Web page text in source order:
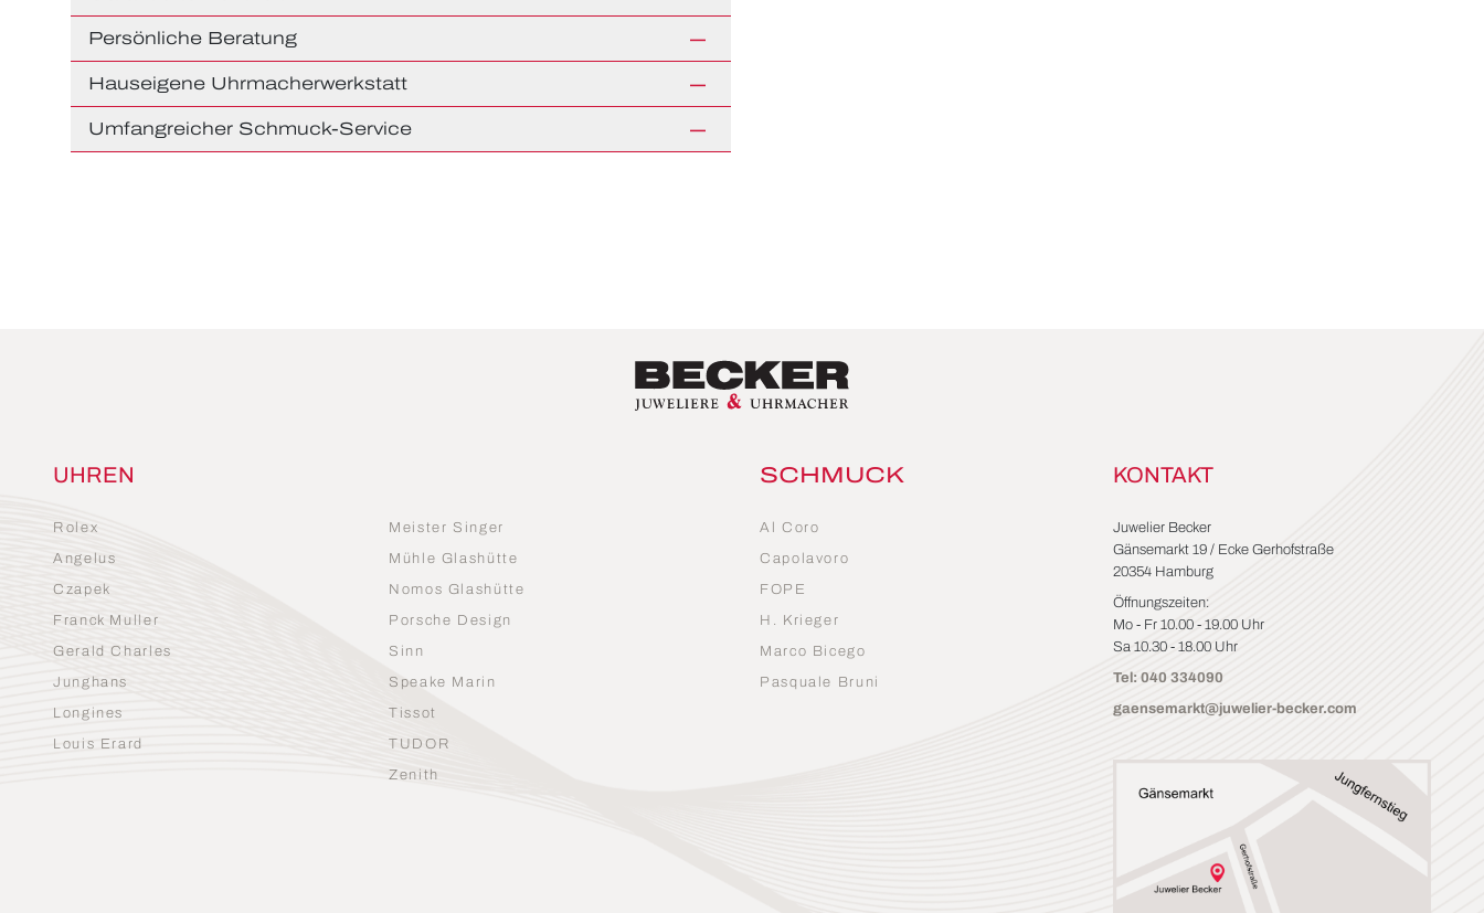
Persönliche Beratung
Hauseigene Uhrmacherwerkstatt
Umfangreicher Schmuck-Service
UHREN
Rolex
Angelus
Czapek
Franck Muller
Gerald Charles
Junghans
Longines
Louis Erard
Meister Singer
Mühle Glashütte
Nomos Glashütte
Porsche Design
Sinn
Speake Marin
Tissot
TUDOR
Zenith
SCHMUCK
Al Coro
Capolavoro
FOPE
H. Krieger
Marco Bicego
Pasquale Bruni
KONTAKT
Juwelier Becker
Gänsemarkt 19 / Ecke Gerhofstraße
20354 Hamburg
Öffnungszeiten:
Mo - Fr 10.00 - 19.00 Uhr
Sa 10.30 - 18.00 Uhr
Tel: 040 334090
gaensemarkt@juwelier-becker.com